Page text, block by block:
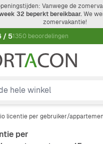
Vanwege de
32 beperkt bereikbaar.We
zomervakantie!
/ 51350 beoordelingen
hele winkel
licentie per gebruiker/
per